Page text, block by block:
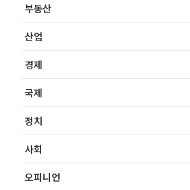
부동산
산업
경제
국제
정치
사회
오피니언